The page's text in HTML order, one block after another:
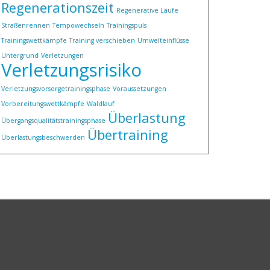
Regenerationszeit Regenerative Läufe
Straßenrennen Tempowechseln Trainingspuls
Trainingswettkämpfe Training verschieben Umwelteinflüsse
Untergrund Verletzungen
Verletzungsrisiko
Verletzungsvorsorgetrainingsphase Voraussetzungen
Vorbereitungswettkämpfe Waldlauf
Übergangsqualitätstrainingsphase Überlastung
Überlastungsbeschwerden Übertraining